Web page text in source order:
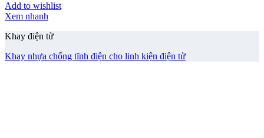
Add to wishlist
Xem nhanh
Khay điện tử
Khay nhựa chống tĩnh điện cho linh kiện điện tử